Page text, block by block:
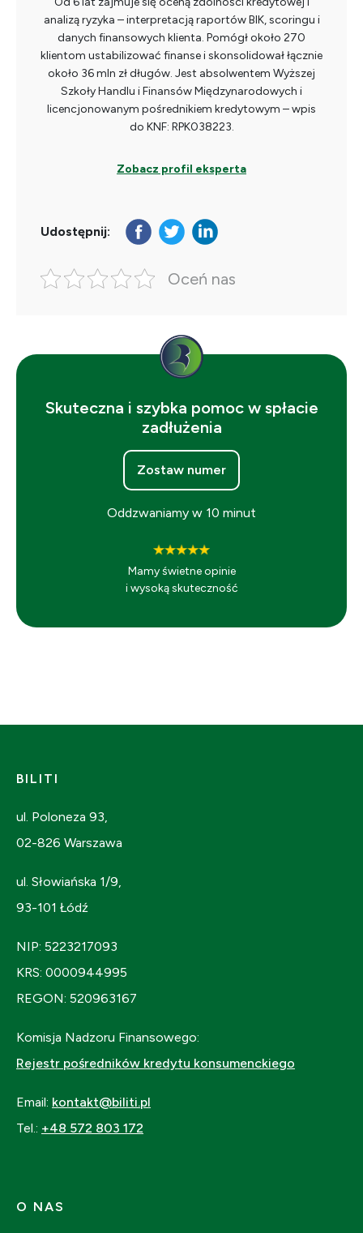
analizą ryzyka – interpretacją raportów BIK, scoringu i
danych finansowych klienta. Pomógł około 270
klientom ustabilizować finanse i skonsolidował łącznie
około 36 mln zł długów. Jest absolwentem Wyższej
Szkoły Handlu i Finansów Międzynarodowych i
licencjonowanym pośrednikiem kredytowym – wpis
do KNF: RPK038223.
Zobacz profil eksperta
Udostępnij:
Oceń nas
Skuteczna i szybka pomoc w spłacie
zadłużenia
Zostaw numer
Oddzwaniamy w 10 minut
Mamy świetne opinie
i wysoką skuteczność
BILITI
ul. Poloneza 93,
02-826 Warszawa
ul. Słowiańska 1/9,
93-101 Łódź
NIP: 5223217093
KRS: 0000944995
REGON: 520963167
Komisja Nadzoru Finansowego:
Rejestr pośredników kredytu konsumenckiego
Email: kontakt@biliti.pl
Tel.: +48 572 803 172
O NAS